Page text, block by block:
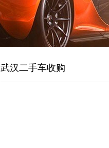
武汉二手车收购